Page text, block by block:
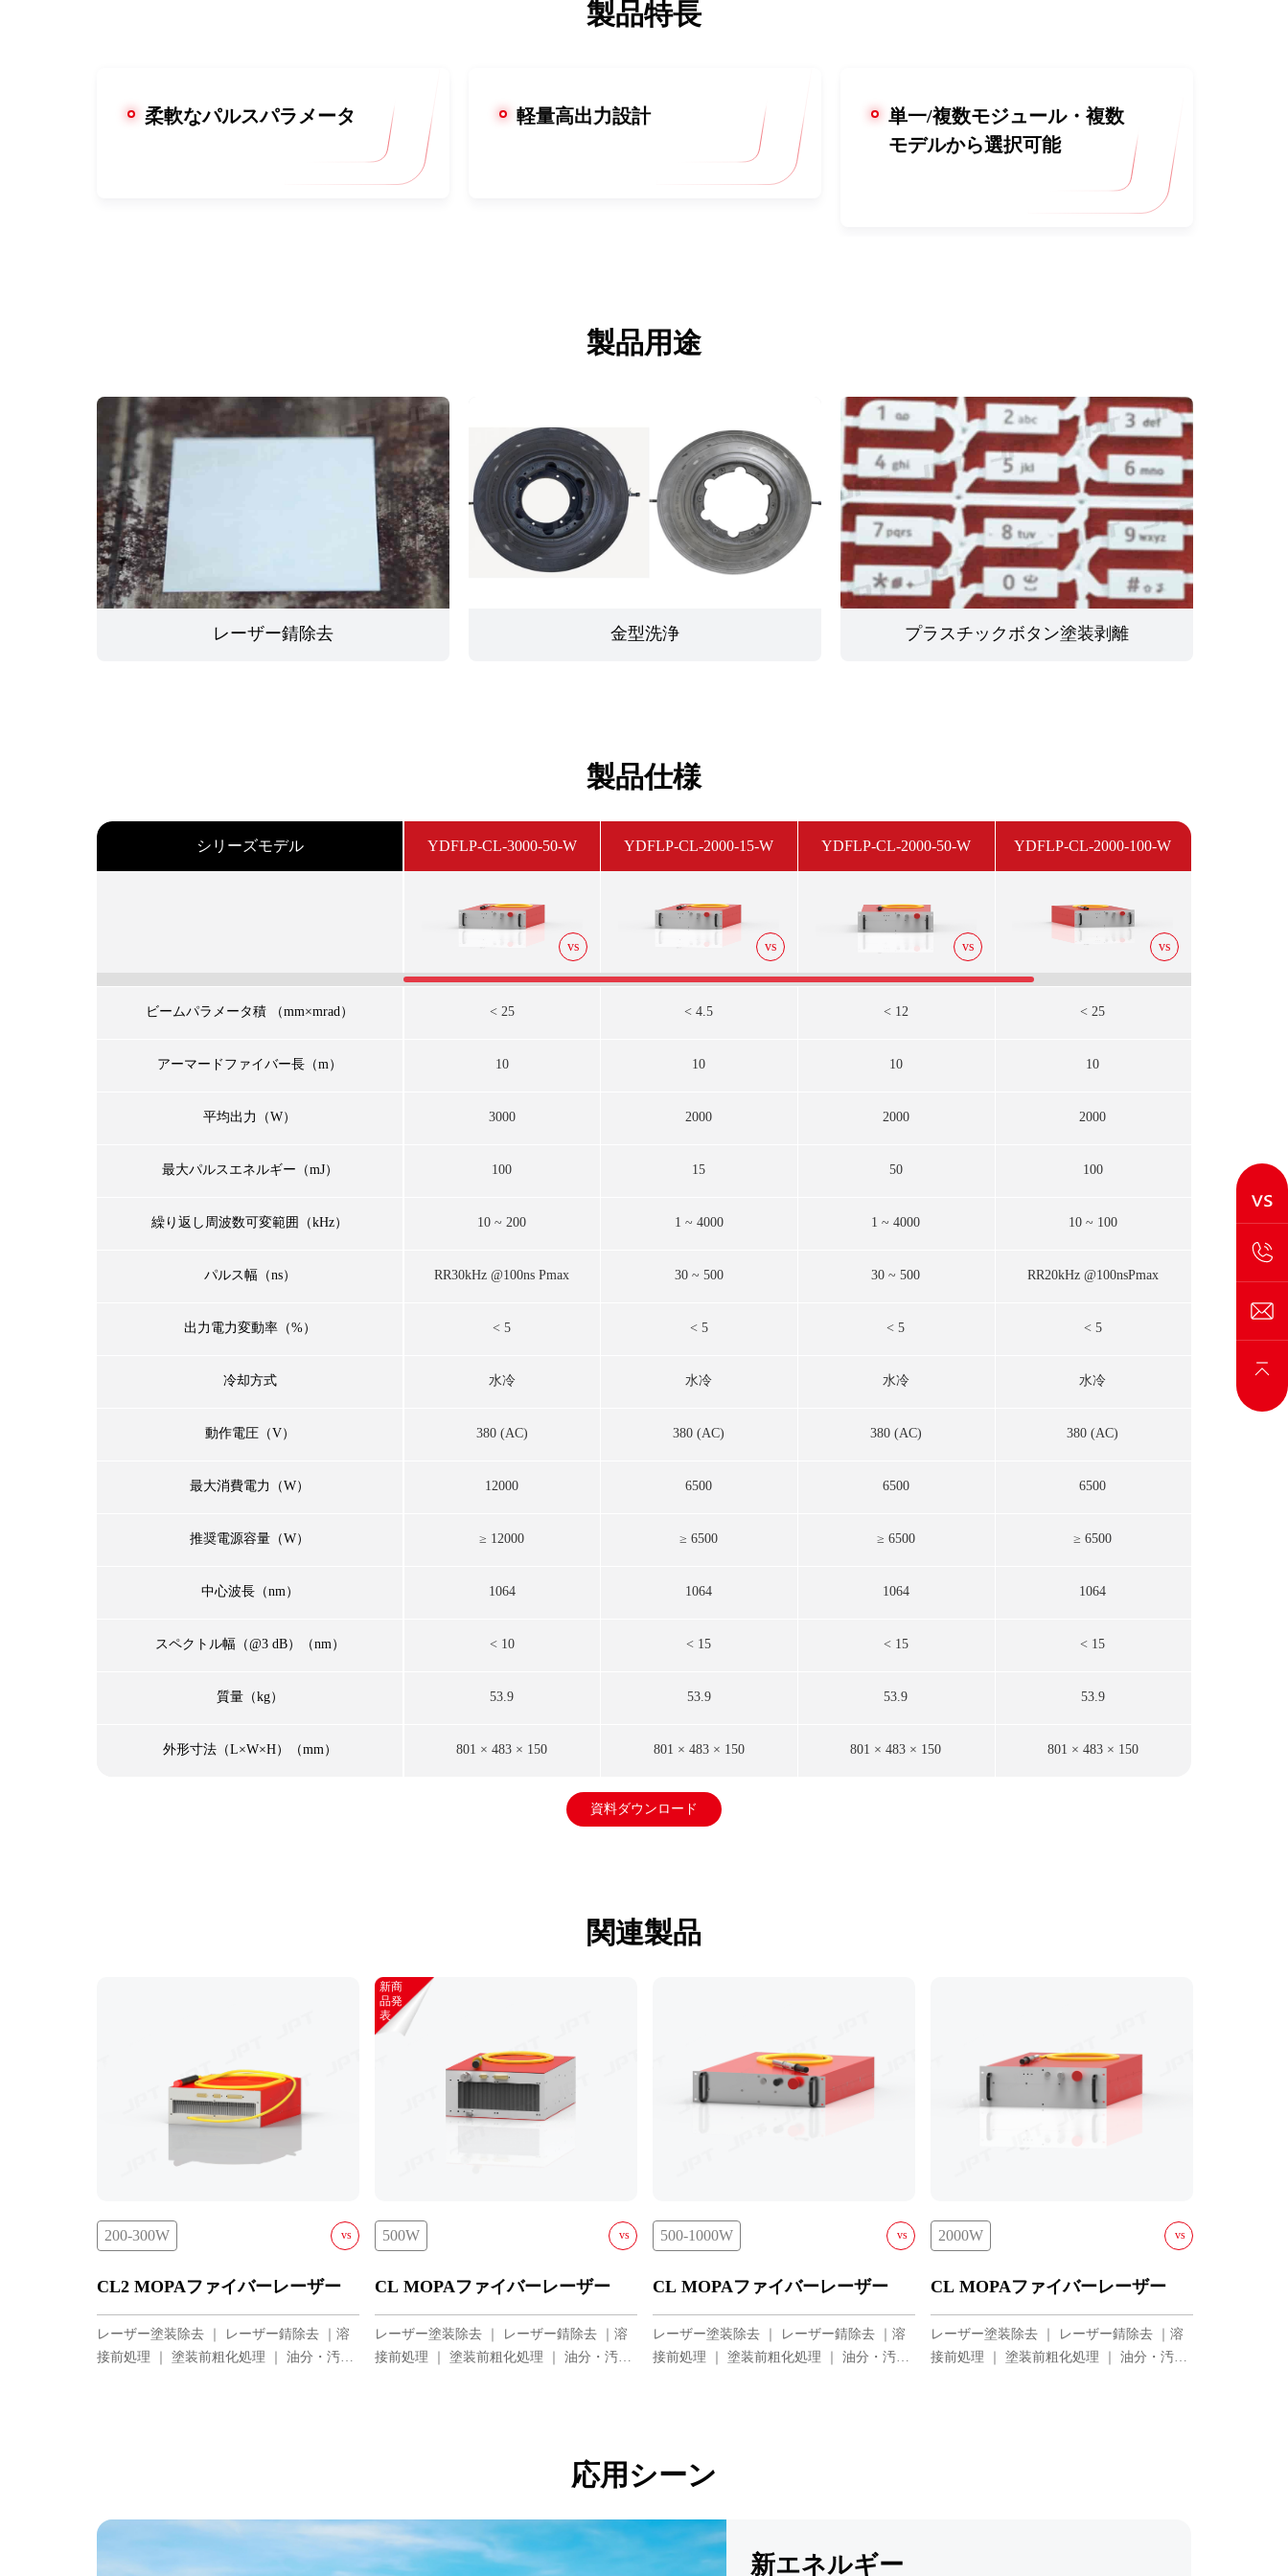
製品特長
柔軟なパルスパラメータ 軽量高出力設計
単一/複数モジュール・複数
モデルから選択可能
製品用途
レーザー錆除去 金型洗浄 プラスチックボタン塗装剥離
製品仕様
シリーズモデル YDFLP-CL-3000-50-W
vs
YDFLP-CL-2000-15-W
vs
YDFLP-CL-2000-50-W
vs
YDFLP-CL-2000-100-W
vs
ビームパラメータ積 （mm×mrad）
アーマードファイバー長（m）
平均出力（W）
最大パルスエネルギー（mJ）
繰り返し周波数可変範囲（kHz）
パルス幅（ns）
出力電力変動率（%）
冷却方式
動作電圧（V）
最大消費電力（W）
推奨電源容量（W）
中心波長（nm）
スペクトル幅（@3 dB）（nm）
質量（kg）
外形寸法（L×W×H）（mm）
< 25
10
3000
100
10 ~ 200
RR30kHz @100ns Pmax
< 5
水冷
380 (AC)
12000
≥ 12000
1064
< 10
53.9
801 × 483 × 150
< 4.5
10
2000
15
1 ~ 4000
30 ~ 500
< 5
水冷
380 (AC)
6500
≥ 6500
1064
< 15
53.9
801 × 483 × 150
< 12
10
2000
50
1 ~ 4000
30 ~ 500
< 5
水冷
380 (AC)
6500
≥ 6500
1064
< 15
53.9
801 × 483 × 150
< 25
10
2000
100
10 ~ 100
RR20kHz @100nsPmax
< 5
水冷
380 (AC)
6500
≥ 6500
1064
< 15
53.9
801 × 483 × 150
10
資料ダウンロード
関連製品
CL2 MOPAファイバーレーザー
200-300W vs
YDFLP-CL2-200-1-A
YDFLP-CL2-200-5-A
レーザー塗装除去 ｜ レーザー錆除去 ｜溶
接前処理 ｜ 塗装前粗化処理 ｜ 油分・汚れ
新商
品発
表
CL MOPAファイバーレーザー
500W vs
YDFLP-CL-500-1-A
YDFLP-CL-500-15-A
レーザー塗装除去 ｜ レーザー錆除去 ｜溶
接前処理 ｜ 塗装前粗化処理 ｜ 油分・汚れ
CL MOPAファイバーレーザー
500-1000W vs
YDFLP-CL-500-1-W
YDFLP-CL-500-15-W
レーザー塗装除去 ｜ レーザー錆除去 ｜溶
接前処理 ｜ 塗装前粗化処理 ｜ 油分・汚れ
CL MOPAファイバーレーザー
2000W vs
YDFLP-CL-3000-50-W
YDFLP-CL-2000-50-W
レーザー塗装除去 ｜ レーザー錆除去 ｜溶
接前処理 ｜ 塗装前粗化処理 ｜ 油分・汚れ
応用シーン
新エネルギー